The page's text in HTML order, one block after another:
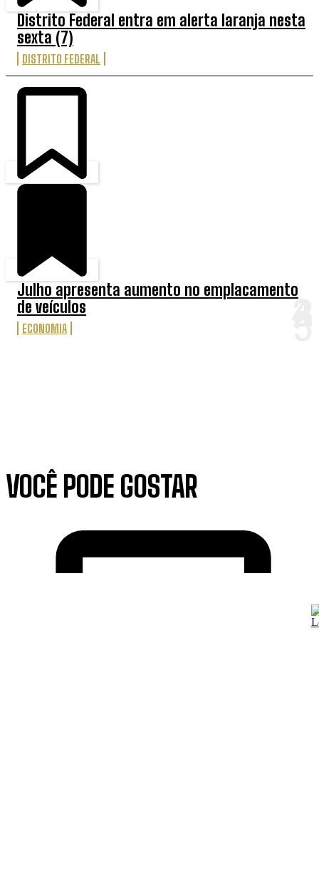
Distrito Federal entra em alerta laranja nesta
sexta (7)
DISTRITO FEDERAL
Julho apresenta aumento no emplacamento
de veículos
ECONOMIA
VOCÊ PODE GOSTAR